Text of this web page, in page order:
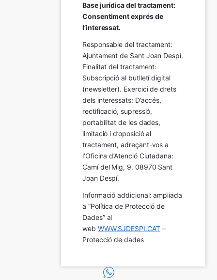
Base jurídica del tractament:
Consentiment exprés de
l’interessat.
Responsable del tractament:
Ajuntament de Sant Joan Despí.
Finalitat del tractament:
Subscripció al butlletí digital
(newsletter). Exercici de drets
dels interessats: D’accés,
rectificació, supressió,
portabilitat de les dades,
limitació i d’oposició al
tractament, adreçant-vos a
l’Oficina d’Atenció Ciutadana:
Camí del Mig, 9. 08970 Sant
Joan Despí.
Informació addicional: ampliada
a “Política de Protecció de
Dades” al
web WWW.SJDESPI.CAT –
Protecció de dades